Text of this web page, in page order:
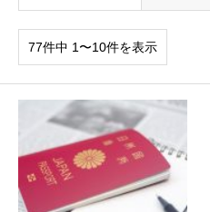
77件中 1〜10件を表示